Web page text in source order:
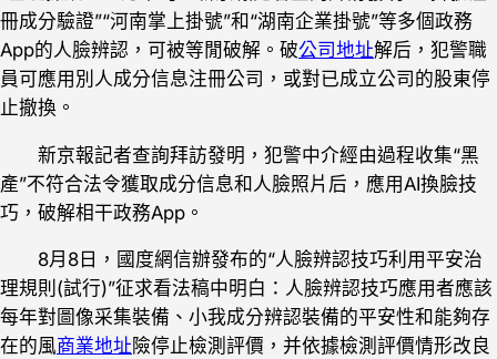
冊成分驗證”“河南掌上掛號”和“湖南企業掛號”等多個政務
App的人臉辨認，可被等閒破解。破公司地址解后，犯警職
員可應用別人成分信息注冊公司，或對已成立公司的股東停
止撤換。
新京報記者查詢拜訪發明，犯警中介經由過程收集“黑
產”不符合法令獲取成分信息和人臉照片后，應用AI換臉技
巧，破解相干政務App。
8月8日，國度網信辦發布的“人臉辨認技巧利用平安治
理規則(試行)”征求看法稿中明白：人臉辨認技巧應用者應該
每年對圖像采集裝備、小我成分辨認裝備的平安性和能夠存
在的風商業地址險停止檢測評價，并依據檢測評價情形改良